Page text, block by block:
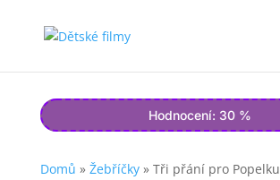
Hodnocení: 30 %
Domů » Žebříčky» Tři přání pro Popelku